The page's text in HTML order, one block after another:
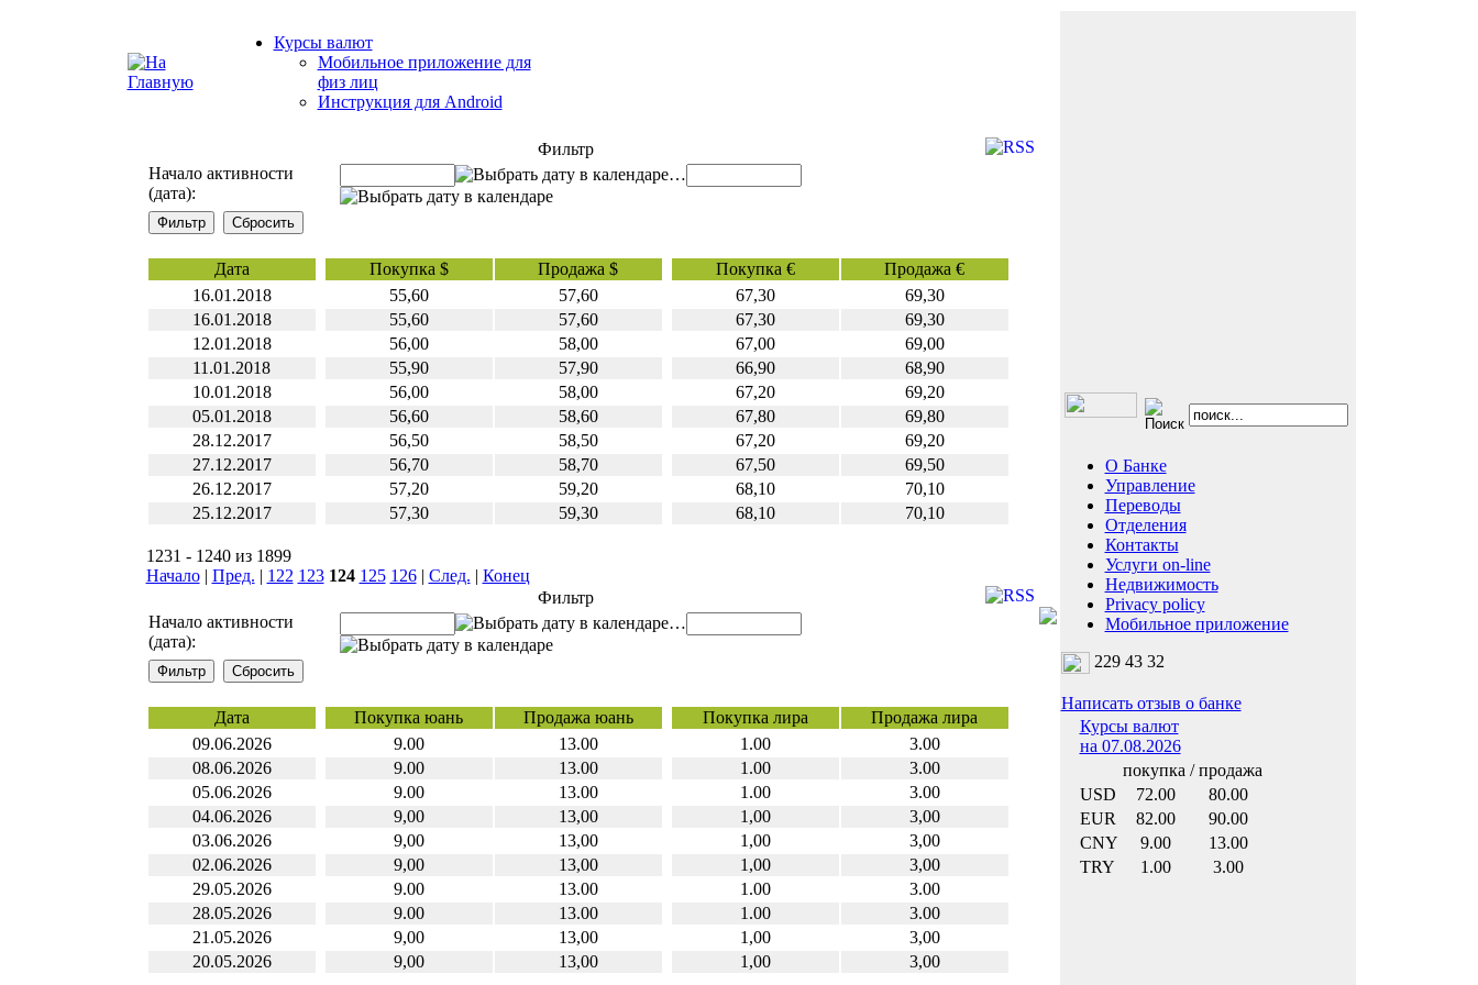
Курсы валют
Мобильное приложение для
физ лиц
Инструкция для Android
О Банке
Управление
Переводы
Отделения
Контакты
Услуги on-line
Недвижимость
Privacy policy
Мобильное приложение
229 43 32
Написать отзыв о банке
Курсы валют
на 07.08.2026
покупка / продажа
USD
72.00
80.00
EUR
82.00
90.00
CNY
9.00
13.00
TRY
1.00 3.00
Фильтр
Начало активности
(дата):
…
Дата Покупка $ Продажа $ Покупка €
Продажа €
16.01.2018
55,60 57,60 67,30
69,30
16.01.2018
55,60 57,60 67,30
69,30
12.01.2018
56,00 58,00 67,00
69,00
11.01.2018
55,90 57,90 66,90
68,90
10.01.2018
56,00 58,00 67,20
69,20
05.01.2018
56,60 58,60 67,80
69,80
28.12.2017
56,50 58,50 67,20
69,20
27.12.2017
56,70 58,70 67,50
69,50
26.12.2017
57,20 59,20 68,10
70,10
25.12.2017
57,30 59,30 68,10 70,10
1231 - 1240 из 1899
Начало| Пред. | 122 123 124 125 126| След. | Конец
Фильтр
Начало активности
(дата):
…
Дата Покупка юань Продажа юань Покупка лира
Продажа лира
09.06.2026
9.00 13.00 1.00
3.00
08.06.2026
9.00 13.00 1.00
3.00
05.06.2026
9.00 13.00 1.00
3.00
04.06.2026
9,00 13,00 1,00
3,00
03.06.2026
9,00 13,00 1,00
3,00
02.06.2026
9,00 13,00 1,00
3,00
29.05.2026
9.00 13.00 1.00
3.00
28.05.2026
9.00 13.00 1.00
3.00
21.05.2026
9,00 13,00 1,00
3,00
20.05.2026
9,00 13,00 1,00 3,00